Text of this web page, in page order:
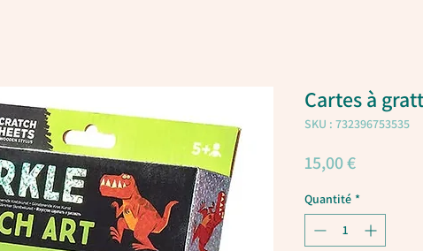
Cartes à
SKU : 732396753535
15,00 €Prix
Quantité *